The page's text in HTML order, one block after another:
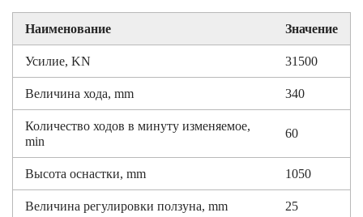
Наименование Значение
Усилие, KN 31500
Величина хода, mm 340
Количество ходов в минуту изменяемое,
min
60
Высота оснастки, mm 1050
Величина регулировки ползуна, mm 25